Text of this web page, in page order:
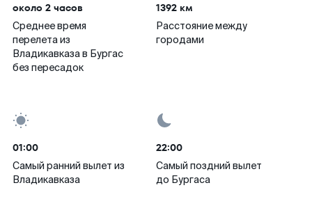
около 2 часов
Среднее время
перелета из
Владикавказа в Бургас
без пересадок
1392 км
Расстояние между
городами
01:00
Самый ранний вылет из
Владикавказа
22:00
Самый поздний вылет
до Бургаса